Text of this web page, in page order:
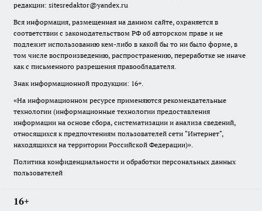
редакции: sitesredaktor@yandex.ru
Вся информация, размещенная на данном сайте, охраняется в
соответствии с законодательством РФ об авторском праве и не
подлежит использованию кем-либо в какой бы то ни было форме, в
том числе воспроизведению, распространению, переработке не иначе
как с письменного разрешения правообладателя.
Знак информационной продукции: 16+.
«На информационном ресурсе применяются рекомендательные
технологии (информационные технологии предоставления
информации на основе сбора, систематизации и анализа сведений,
относящихся к предпочтениям пользователей сети "Интернет",
находящихся на территории Российской Федерации)».
Политика конфиденциальности и обработки персональных данных
пользователей
16+